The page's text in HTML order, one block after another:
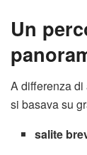
Un
A differenza di
si basava su
salite